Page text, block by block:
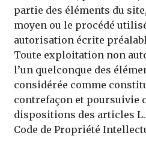
partie des éléments du
moyen ou le procédé
autorisation écrite
Toute exploitation non
l’un quelconque des
considérée comme
contrefaçon et poursuivie
dispositions des articles
Code de Propriété